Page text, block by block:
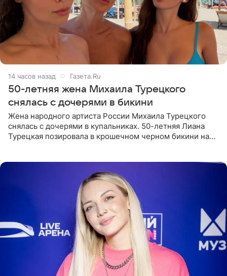
14 часов назад Газета.Ru
50-летняя жена Михаила Турецкого
снялась с дочерями в бикини
Жена народного артиста России Михаила Турецкого
снялась с дочерями в купальниках. 50-летняя Лиана
Турецкая позировала в крошечном черном бикини на